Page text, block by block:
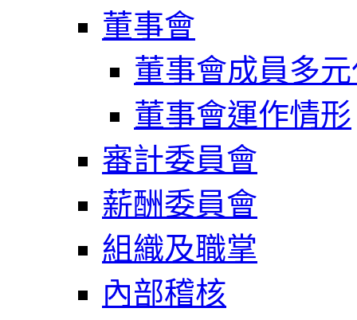
董事會
董事會成員多
董事會運作情形
審計委員會
薪酬委員會
組織及職掌
內部稽核